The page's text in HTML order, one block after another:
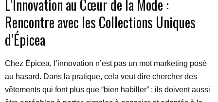
L’Innovation au Cœur de la Mode :
Rencontre avec les Collections Uniques
d’Épicea
Chez Épicea, l’innovation n’est pas un mot marketing posé
au hasard. Dans la pratique, cela veut dire chercher des
vêtements qui font plus que “bien habiller” : ils doivent aussi